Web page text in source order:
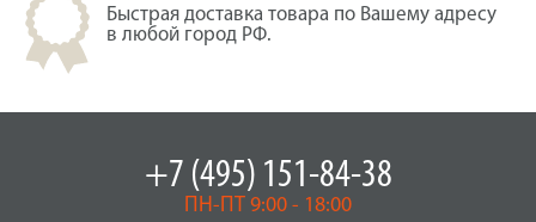
Быстрая доставка товара по Вашему адресу
в любой город РФ.
+7 (495) 151-84-38
ПН-ПТ 9:00 - 18:00